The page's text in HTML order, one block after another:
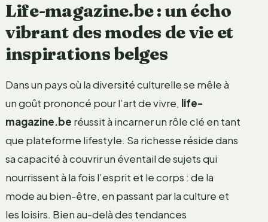
Life-magazine.be : un écho
vibrant des modes de vie et
inspirations belges
Dans un pays où la diversité culturelle se mêle à
un goût prononcé pour l’art de vivre, life-
magazine.be réussit à incarner un rôle clé en tant
que plateforme lifestyle. Sa richesse réside dans
sa capacité à couvrir un éventail de sujets qui
nourrissent à la fois l’esprit et le corps : de la
mode au bien-être, en passant par la culture et
les loisirs. Bien au-delà des tendances